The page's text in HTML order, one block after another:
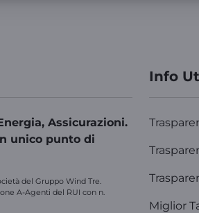
Assicurazioni.
unico punto di
del Gruppo Wind Tre.
A-Agenti del RUI con n.
Info
Miglior